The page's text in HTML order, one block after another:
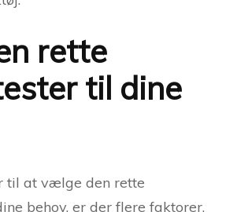
rette
til dine
til at vælge den rette
behov, er der flere faktorer,